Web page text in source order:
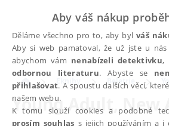
Eknihy Beletrie
Young Adult, New
Aby váš nákup
Děláme všechno pro to, aby bylváš
Aby si web pamatoval, že už jste u nás
abychom vám nenabízeli detektivku,
odbornou literaturu. Abyste se
přihlašovat. A spoustu dalších věcí,
našem webu.
K tomu slouží cookies a podobné
prosím souhlas s jejich používáním a i